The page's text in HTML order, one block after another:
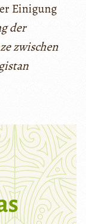
Einigung
der
zwischen